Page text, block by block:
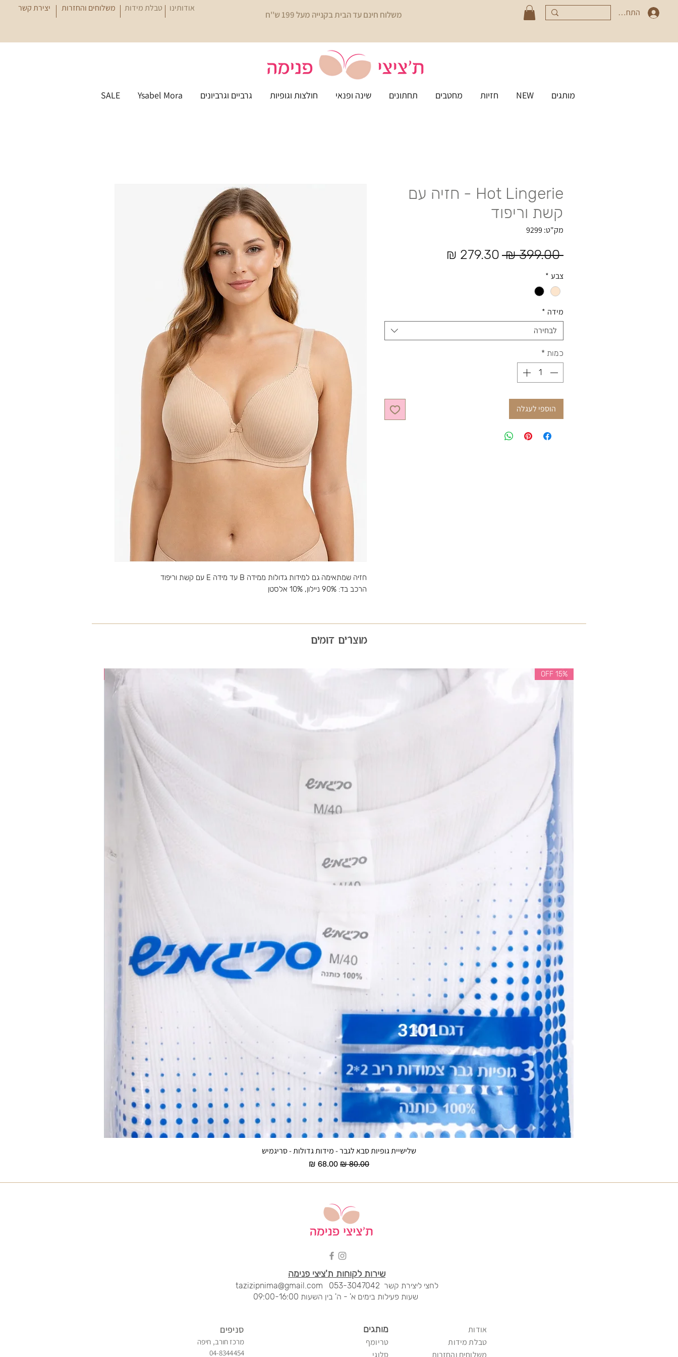
יצירת קשר משלוחים והחזרות טבלת מידות אודותינו
משלוח חינם עד הבית בקנייה מעל 199 ש''ח התחברי
מותגים NEW חזיות מחטבים תחתונים שינה ופנאי חולצות וגופיות גרביים וגרביונים Ysabel Mora
SALE
חזיה שמתאימה גם למידות גדולות ממידה B עד מידה E עם קשת וריפוד
הרכב בד: 90% ניילון, 10% אלסטן
Hot Lingerie - חזיה עם
קשת וריפוד
מק"ט: 9299
‏399.00 ‏₪ מחיר רגיל
צבע *
מידה *
לבחירה
כמות *
הוספי לעגלה
מוצרים דומים
תצוגה מהירה
15% OFF
שלישיית גופיות סבא לגבר - מידות גדולות - סריגמיש
מחיר רגילמחיר מבצע
שירות לקוחות ת'ציצי פנימה
לחצי ליצירת קשר
tazizipnima@gmail.com
שעות פעילות בימים א' - ה' בין השעות 09:00-16:00
סניפים
מרכז חורב, חיפה
04-8344454
מותגים
טריומף
סלוגי
אודות
טבלת מידות
משלוחים והחזרות